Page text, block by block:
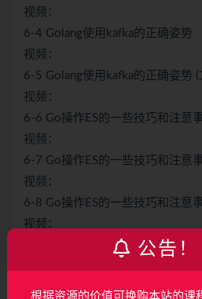
视频：
6-4 Golang使用kafka的正确姿势
视频：
6-5 Golang使用kafka的正确姿势 (
视频：
6-6 Go操作ES的一些技巧和注意
视频：
6-7 Go操作ES的一些技巧和注意
视频：
6-8 Go操作ES的一些技巧和注意
视频：
6-9 生产环境中Go集成mysql需要
视频：
公告！
根据资源的价值可换购本站的课